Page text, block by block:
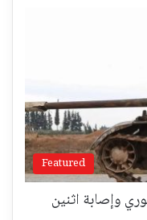
Featured
وإصابة اثنين